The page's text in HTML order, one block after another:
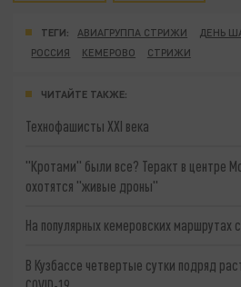
ТЕГИ: АВИАГРУППА СТРИЖИ ДЕНЬ
РОССИЯ
КЕМЕРОВО СТРИЖИ
ЧИТАЙТЕ ТАКЖЕ:
Технофашисты XXI века
"Кротами" были все? Теракт в центре
охотятся "живые дроны"
На популярных кемеровских маршрутах
В Кузбассе четвертые сутки подряд